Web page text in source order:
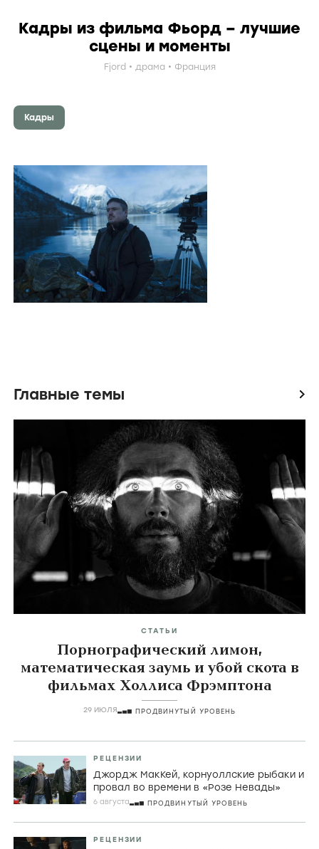
Кадры из фильма Фьорд – лучшие
сцены и моменты
Fjord драма Франция
Кадры
Главные темы icon
СТАТЬИ
Порнографический лимон,
математическая заумь и убой скота в
фильмах Холлиса Фрэмптона
29 ИЮЛЯ ПРОДВИНУТЫЙ УРОВЕНЬ
РЕЦЕНЗИИ
Джордж МакКей, корнуоллские рыбаки и
провал во времени в «Розе Невады»
6 августа ПРОДВИНУТЫЙ УРОВЕНЬ
РЕЦЕНЗИИ